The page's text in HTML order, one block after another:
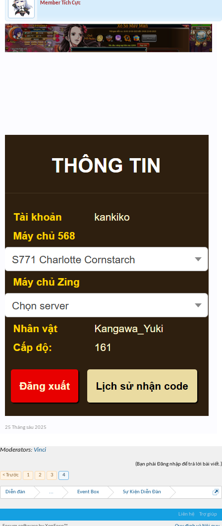
Member Tích Cực
25 Tháng sáu 2025
Moderators: Vinci
(Bạn phải Đăng nhập để trả lời bài viết.)
< Trước
1 2 3 4
Diễn đàn ... Event Box Sự Kiện Diễn Đàn
Liên hệ Trợ giúp